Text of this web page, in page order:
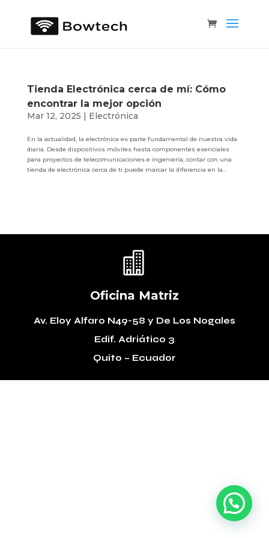
Tienda Electrónica cerca de mí: Cómo
encontrar la mejor opción
Mar 12, 2025 | Electrónica
En la actualidad, la electrónica es parte fundamental de nuestra vida
diaria. Desde dispositivos móviles hasta componentes esenciales
para proyectos de telecomunicaciones e ingeniería, contar con una
tienda de electrónica cerca de ti puede marcar la diferencia en la...

Oficina Matriz
Av. Eloy Alfaro N49-58 y De Los Nogales
Edif. Adriático 3
Quito – Ecuador